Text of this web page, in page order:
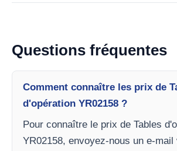
Questions fréquentes
Comment connaître les prix de
d'opération YR02158 ?
Pour connaître le prix de Tables
YR02158, envoyez-nous un e-mail